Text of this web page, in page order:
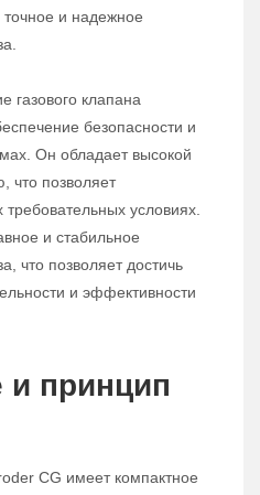
точное и надежное
газового клапана
безопасности и
Он обладает высокой
что позволяет
условиях.
и стабильное
что позволяет достичь
и эффективности
и принцип
CG имеет компактное